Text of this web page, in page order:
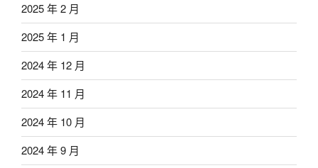
2025 年 2 月
2025 年 1 月
2024 年 12 月
2024 年 11 月
2024 年 10 月
2024 年 9 月